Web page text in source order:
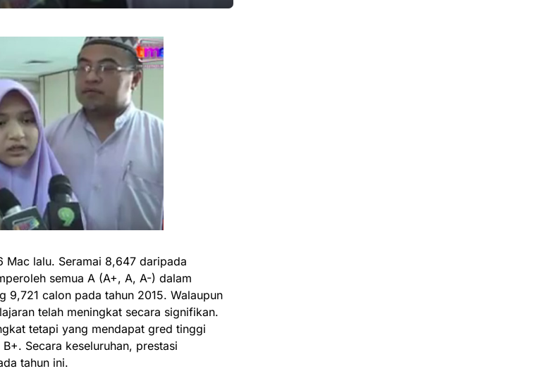
Mac lalu. Seramai 8,647 daripada
semua A (A+, A, A-) dalam
9,721 calon pada tahun 2015. Walaupun
telah meningkat secara signifikan.
tetapi yang mendapat gred tinggi
Secara keseluruhan, prestasi
tahun ini.